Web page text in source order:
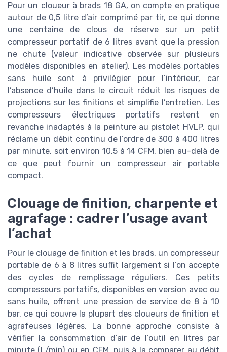
Pour un cloueur à brads 18 GA, on compte en pratique
autour de 0,5 litre d’air comprimé par tir, ce qui donne
une centaine de clous de réserve sur un petit
compresseur portatif de 6 litres avant que la pression
ne chute (valeur indicative observée sur plusieurs
modèles disponibles en atelier). Les modèles portables
sans huile sont à privilégier pour l’intérieur, car
l’absence d’huile dans le circuit réduit les risques de
projections sur les finitions et simplifie l’entretien. Les
compresseurs électriques portatifs restent en
revanche inadaptés à la peinture au pistolet HVLP, qui
réclame un débit continu de l’ordre de 300 à 400 litres
par minute, soit environ 10,5 à 14 CFM, bien au-delà de
ce que peut fournir un compresseur air portable
compact.
Clouage de finition, charpente et
agrafage : cadrer l’usage avant
l’achat
Pour le clouage de finition et les brads, un compresseur
portable de 6 à 8 litres suffit largement si l’on accepte
des cycles de remplissage réguliers. Ces petits
compresseurs portatifs, disponibles en version avec ou
sans huile, offrent une pression de service de 8 à 10
bar, ce qui couvre la plupart des cloueurs de finition et
agrafeuses légères. La bonne approche consiste à
vérifier la consommation d’air de l’outil en litres par
minute (L/min) ou en CFM, puis à la comparer au débit